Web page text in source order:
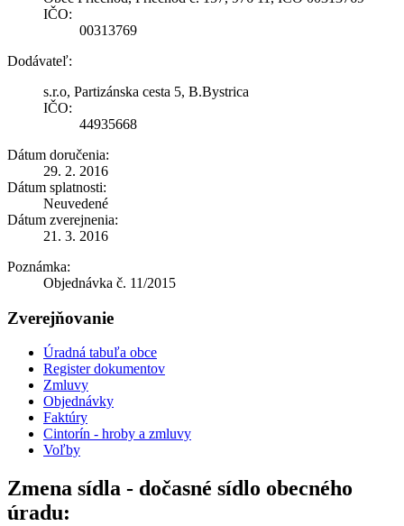
IČO:
00313769
Dodávateľ:
s.r.o, Partizánska cesta 5, B.Bystrica
IČO:
44935668
Dátum doručenia:
29. 2. 2016
Dátum splatnosti:
Neuvedené
Dátum zverejnenia:
21. 3. 2016
Poznámka:
Objednávka č. 11/2015
Zverejňovanie
Úradná tabuľa obce
Register dokumentov
Zmluvy
Objednávky
Faktúry
Cintorín - hroby a zmluvy
Voľby
Zmena sídla - dočasné sídlo obecného
úradu: